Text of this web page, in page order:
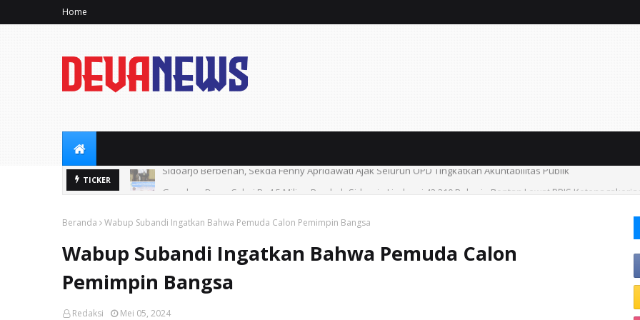
Home
TICKER Gunakan Dana Cukai Rp4,5 Miliar, Pemkab Sidoarjo Lindungi 42.210 Pekerja Rentan Lewat BPJS
Beranda Wabup Subandi Ingatkan Bahwa Pemuda Calon Pemimpin Bangsa
Wabup Subandi Ingatkan Bahwa Pemuda Calon
Pemimpin Bangsa
Redaksi Mei 05, 2024